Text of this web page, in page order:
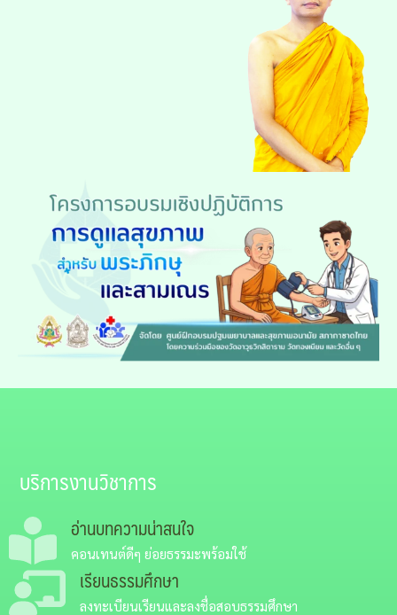
บริการงานวิชาการ
อ่านบทความน่าสนใจ
คอนเทนต์ดีๆ ย่อยธรรมะพร้อมใช้
เรียนธรรมศึกษา
ลงทะเบียนเรียนและลงชื่อสอบธรรมศึกษา